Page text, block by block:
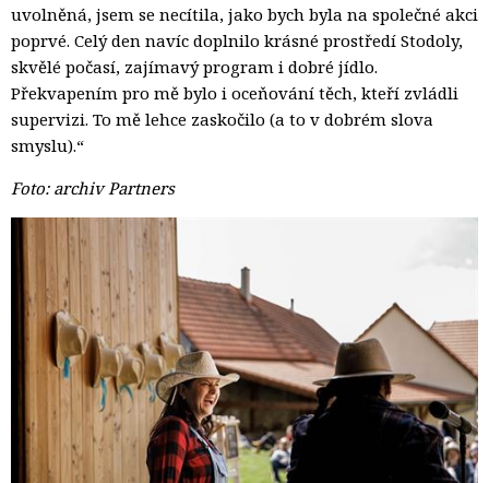
uvolněná, jsem se necítila, jako bych byla na společné akci
poprvé. Celý den navíc doplnilo krásné prostředí Stodoly,
skvělé počasí, zajímavý program i dobré jídlo.
Překvapením pro mě bylo i oceňování těch, kteří zvládli
supervizi. To mě lehce zaskočilo (a to v dobrém slova
smyslu).“
Foto: archiv Partners